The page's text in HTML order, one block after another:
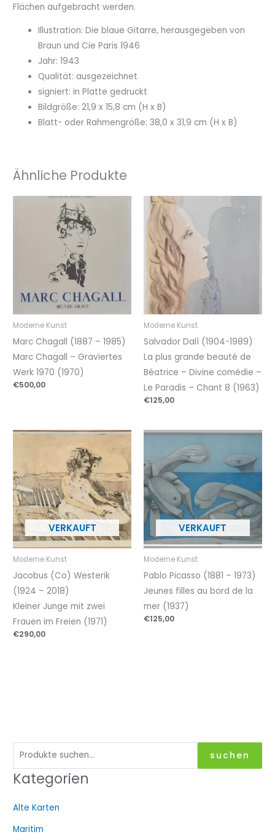
u
c
n
suchen
Kategorien
Alte Karten
Maritim
Flächen aufgebracht werden.
Illustration: Die blaue Gitarre, herausgegeben von
Braun und Cie Paris 1946
Jahr: 1943
Qualität: ausgezeichnet
signiert: in Platte gedruckt
Bildgröße: 21,9 x 15,8 cm (H x B)
Blatt- oder Rahmengröße: 38,0 x 31,9 cm (H x B)
Ähnliche Produkte
Moderne Kunst
Marc Chagall (1887 – 1985)
Marc Chagall – Graviertes
Werk 1970 (1970)
€500,00
Moderne Kunst
Salvador Dalí (1904-1989)
La plus grande beauté de
Béatrice – Divine comédie –
Le Paradis – Chant 8 (1963)
€125,00
Moderne Kunst
Jacobus (Co) Westerik
(1924 – 2018)
Kleiner Junge mit zwei
Frauen im Freien (1971)
€290,00
Moderne Kunst
Pablo Picasso (1881 – 1973)
Jeunes filles au bord de la
mer (1937)
€125,00